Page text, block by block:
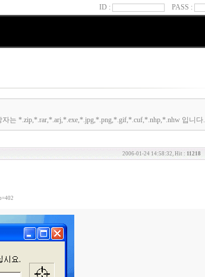
ID : PASS :
는 *.zip,*.rar,*.arj,*.exe,*.jpg,*.png,*.gif,*.cuf,*.nhp,*.nhw 입니다.
2006-01-24 14:58:32, Hit : 11218